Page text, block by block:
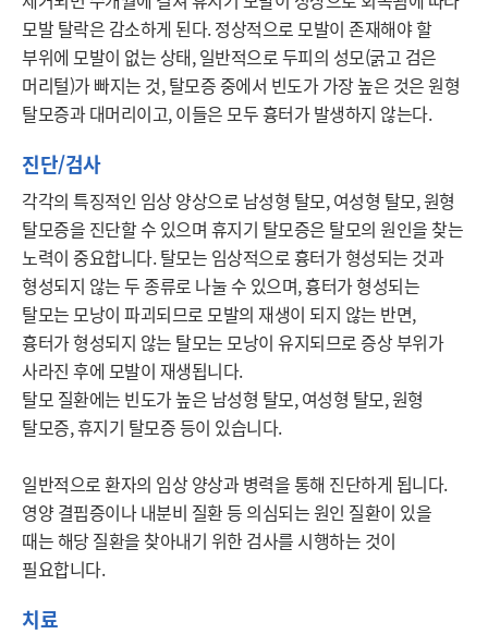
모발 탈락은 감소하게 된다. 정상적으로 모발이 존재해야 할
부위에 모발이 없는 상태, 일반적으로 두피의 성모(굵고 검은
머리털)가 빠지는 것, 탈모증 중에서 빈도가 가장 높은 것은 원형
탈모증과 대머리이고, 이들은 모두 흉터가 발생하지 않는다.
진단/검사
각각의 특징적인 임상 양상으로 남성형 탈모, 여성형 탈모, 원형
탈모증을 진단할 수 있으며 휴지기 탈모증은 탈모의 원인을 찾는
노력이 중요합니다. 탈모는 임상적으로 흉터가 형성되는 것과
형성되지 않는 두 종류로 나눌 수 있으며, 흉터가 형성되는
탈모는 모낭이 파괴되므로 모발의 재생이 되지 않는 반면,
흉터가 형성되지 않는 탈모는 모낭이 유지되므로 증상 부위가
사라진 후에 모발이 재생됩니다.
탈모 질환에는 빈도가 높은 남성형 탈모, 여성형 탈모, 원형
탈모증, 휴지기 탈모증 등이 있습니다.
일반적으로 환자의 임상 양상과 병력을 통해 진단하게 됩니다.
영양 결핍증이나 내분비 질환 등 의심되는 원인 질환이 있을
때는 해당 질환을 찾아내기 위한 검사를 시행하는 것이
필요합니다.
치료